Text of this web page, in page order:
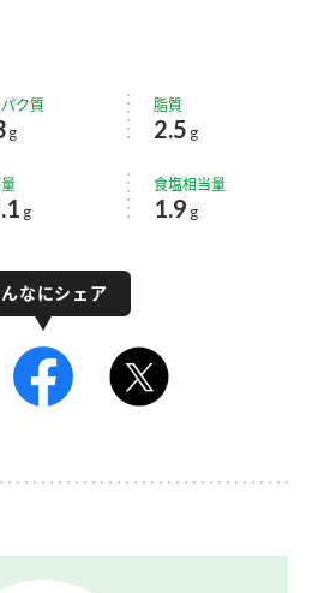
ク質
g
脂質
2.5 g
g
食塩相当量
1.9 g